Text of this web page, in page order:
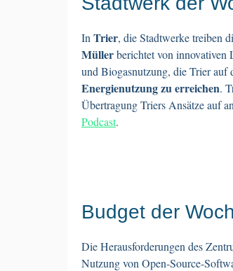
In Trier, die Stadtwerke treiben
Müllerberichtet von innovativen
und Biogasnutzung, die Trier auf
Energienutzung zu erreichen.
Übertragung Triers Ansätze auf
Podcast.
Budget der
Die Herausforderungen des
Nutzung von Open-Source-